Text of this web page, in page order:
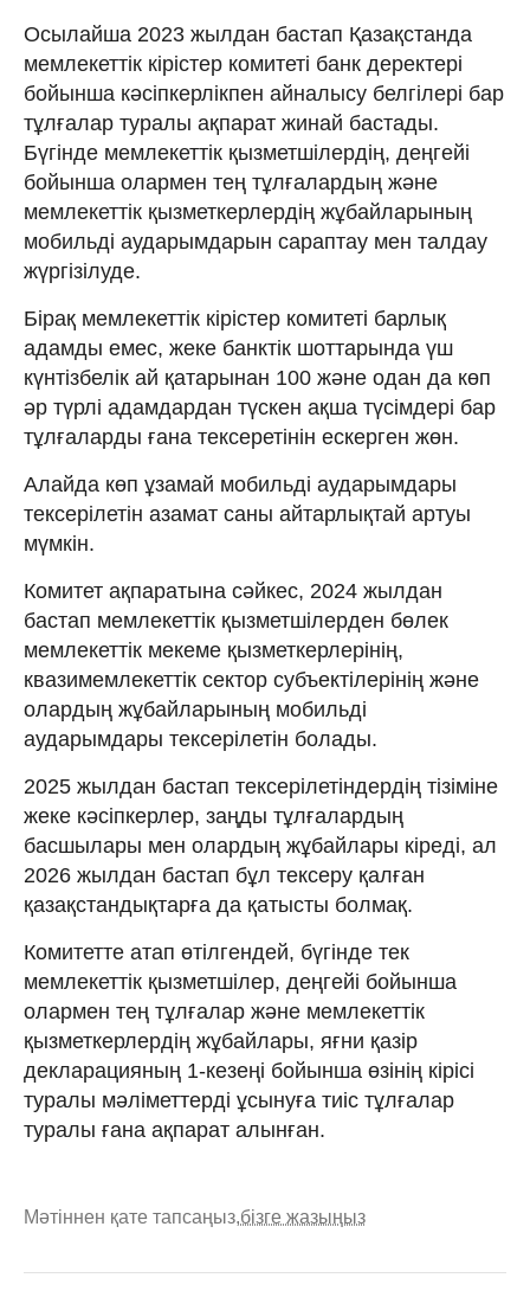
Осылайша 2023 жылдан бастап Қазақстанда
мемлекеттік кірістер комитеті банк деректері
бойынша кәсіпкерлікпен айналысу белгілері бар
тұлғалар туралы ақпарат жинай бастады.
Бүгінде мемлекеттік қызметшілердің, деңгейі
бойынша олармен тең тұлғалардың және
мемлекеттік қызметкерлердің жұбайларының
мобильді аударымдарын сараптау мен талдау
жүргізілуде.
Бірақ мемлекеттік кірістер комитеті барлық
адамды емес, жеке банктік шоттарында үш
күнтізбелік ай қатарынан 100 және одан да көп
әр түрлі адамдардан түскен ақша түсімдері бар
тұлғаларды ғана тексеретінін ескерген жөн.
Алайда көп ұзамай мобильді аударымдары
тексерілетін азамат саны айтарлықтай артуы
мүмкін.
Комитет ақпаратына сәйкес, 2024 жылдан
бастап мемлекеттік қызметшілерден бөлек
мемлекеттік мекеме қызметкерлерінің,
квазимемлекеттік сектор субъектілерінің және
олардың жұбайларының мобильді
аударымдары тексерілетін болады.
2025 жылдан бастап тексерілетіндердің тізіміне
жеке кәсіпкерлер, заңды тұлғалардың
басшылары мен олардың жұбайлары кіреді, ал
2026 жылдан бастап бұл тексеру қалған
қазақстандықтарға да қатысты болмақ.
Комитетте атап өтілгендей, бүгінде тек
мемлекеттік қызметшілер, деңгейі бойынша
олармен тең тұлғалар және мемлекеттік
қызметкерлердің жұбайлары, яғни қазір
декларацияның 1-кезеңі бойынша өзінің кірісі
туралы мәліметтерді ұсынуға тиіс тұлғалар
туралы ғана ақпарат алынған.
Мәтіннен қате тапсаңыз,бізге жазыңыз